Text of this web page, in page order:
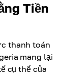
Tiền
thanh toán
mang lại
cụ thể của